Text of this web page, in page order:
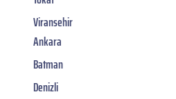
Viransehir
Ankara
Batman
Denizli